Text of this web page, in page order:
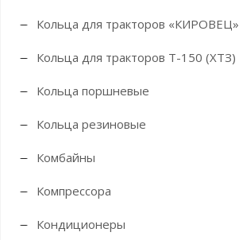
Кольца для тракторов «КИРОВЕЦ»
Кольца для тракторов Т-150 (ХТЗ)
Кольца поршневые
Кольца резиновые
Комбайны
Компрессора
Кондиционеры